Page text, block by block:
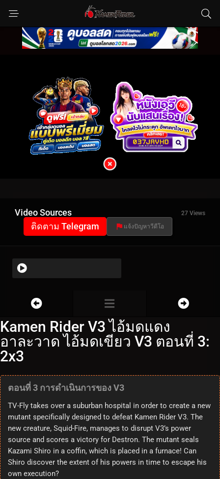
Video Sources 27 Views
ติดตาม Telegram แจ้งปัญหาวีดีโอ
Kamen Rider V3 ไอ้มดแดง
อาละวาด ไอ้มดเขียว V3 ตอนที่ 3:
2x3
ตอนที่ 3 การดำเนินการของ V3
TV-Fly takes over a suburban hospital in order to create a new
mutant specifically designed to defeat Kamen Rider V3. The
new creature, Squid-Fire, manages to disrupt V3’s power
source and scores a victory for Destron. The mutant seals
Kazami Shiro in a coffin, which is placed in a furnace! Can
Shiro discover the extent of his powers in time to escape his
own execution?